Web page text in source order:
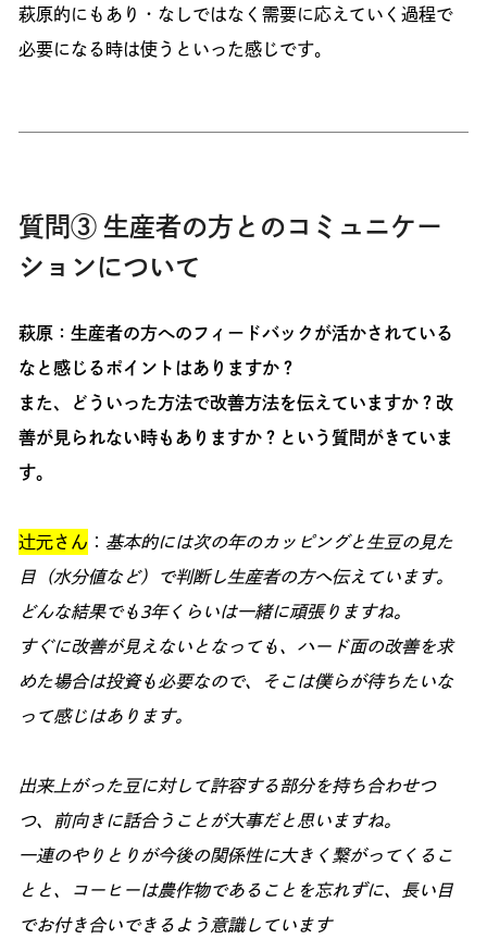
萩原的にもあり・なしではなく需要に応えていく過程で
必要になる時は使うといった感じです。
質問③ 生産者の方とのコミュニケー
ションについて
萩原：生産者の方へのフィードバックが活かされている
なと感じるポイントはありますか？
また、どういった方法で改善方法を伝えていますか？改
善が見られない時もありますか？という質問がきていま
す。
辻元さん ：基本的には次の年のカッピングと生豆の見た
目（水分値など）で判断し生産者の方へ伝えています。
どんな結果でも3年くらいは一緒に頑張りますね。
すぐに改善が見えないとなっても、ハード面の改善を求
めた場合は投資も必要なので、そこは僕らが待ちたいな
って感じはあります。
出来上がった豆に対して許容する部分を持ち合わせつ
つ、前向きに話合うことが大事だと思いますね。
一連のやりとりが今後の関係性に大きく繋がってくるこ
とと、コーヒーは農作物であることを忘れずに、長い目
でお付き合いできるよう意識しています